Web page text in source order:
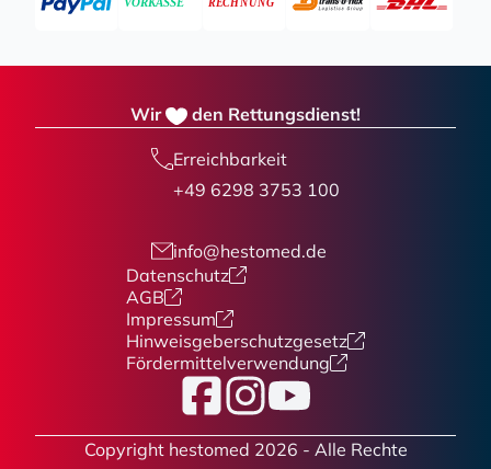
Wir den Rettungsdienst!
Erreichbarkeit
+49 6298 3753 100
info@hestomed.de
Datenschutz
AGB
Impressum
Hinweisgeberschutzgesetz
Fördermittelverwendung
FacebookInstagram
YouTube
Copyright hestomed 2026 - Alle Rechte